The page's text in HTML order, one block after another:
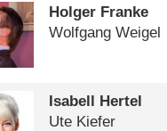
Holger Franke
Wolfgang Weigel
Isabell Hertel
Ute Kiefer